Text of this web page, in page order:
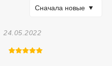
Сортировать по
Сначала новые
Отзыв Создан
24.05.2022
5 из 5